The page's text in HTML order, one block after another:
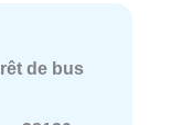
de bus